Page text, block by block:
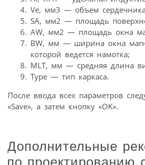
Ve, мм3 — объем
SA, мм2 — площадь
AW, мм2 — площадь окна
BW, мм — ширина окна
которой ведется намотка;
MLT, мм — средняя длина
Type — тип каркаса.
После ввода всех параметров
«Save», а затем кнопку «OK».
Дополнительные